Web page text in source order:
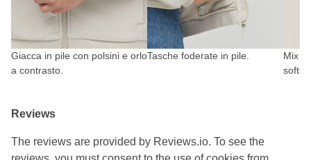
Giacca in pile con polsini e orlo
a contrasto.
Tasche foderate in pile.
Mix
Reviews
The reviews are provided by Reviews.io. To see the